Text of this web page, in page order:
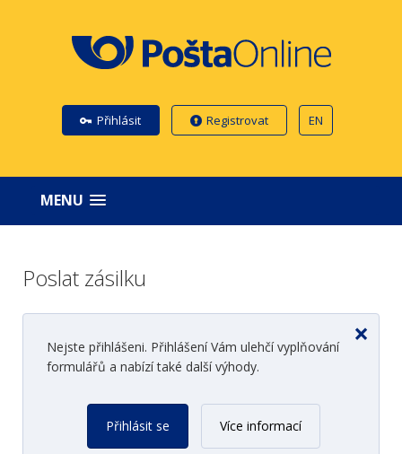
Přihlásit Registrovat EN
MENU
Poslat zásilku
Nejste přihlášeni. Přihlášení Vám ulehčí vyplňování
formulářů a nabízí také další výhody.
Přihlásit se Více informací
×